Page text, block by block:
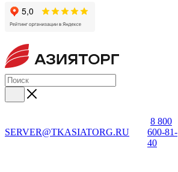
SERVER@TKASIATORG.RU
8 800
600-81-
40